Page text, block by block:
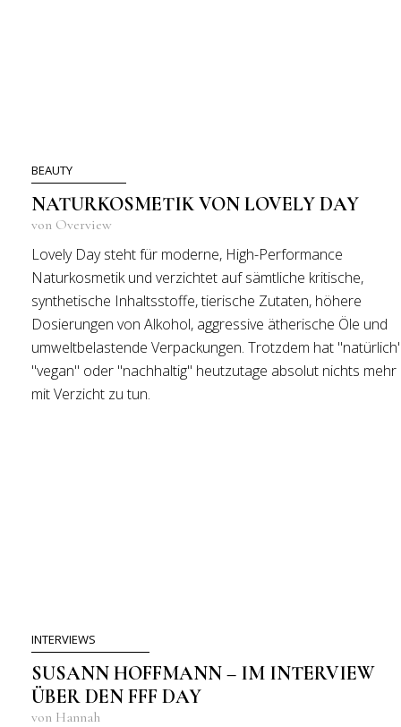
BEAUTY
NATURKOSMETIK VON LOVELY DAY
von Overview
Lovely Day steht für moderne, High-Performance
Naturkosmetik und verzichtet auf sämtliche kritische,
synthetische Inhaltsstoffe, tierische Zutaten, höhere
Dosierungen von Alkohol, aggressive ätherische Öle und
umweltbelastende Verpackungen. Trotzdem hat
"vegan" oder "nachhaltig" heutzutage absolut nichts mehr
mit Verzicht zu tun.
INTERVIEWS
SUSANN HOFFMANN – IM INTERVIEW
ÜBER DEN FFF DAY
von Hannah